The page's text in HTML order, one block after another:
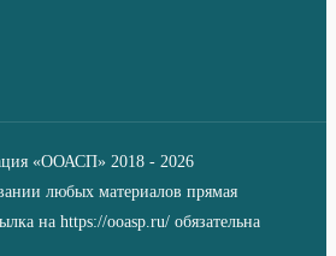
«ООАСП» 2018 - 2026
любых материалов прямая
на https://ooasp.ru/ обязательна